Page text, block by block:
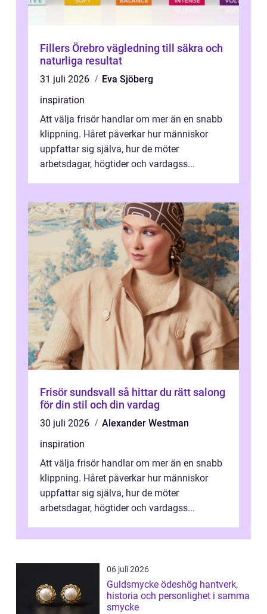
Fillers Örebro vägledning till säkra och
naturliga resultat
31 juli 2026
Eva Sjöberg
inspiration
Att välja frisör handlar om mer än en snabb
klippning. Håret påverkar hur människor
uppfattar sig själva, hur de möter
arbetsdagar, högtider och vardagss...
Frisör sundsvall så hittar du rätt salong
för din stil och din vardag
30 juli 2026
Alexander Westman
inspiration
Att välja frisör handlar om mer än en snabb
klippning. Håret påverkar hur människor
uppfattar sig själva, hur de möter
arbetsdagar, högtider och vardagss...
06 juli 2026
Guldsmycke ödeshög hantverk,
historia och personlighet i samma
smycke